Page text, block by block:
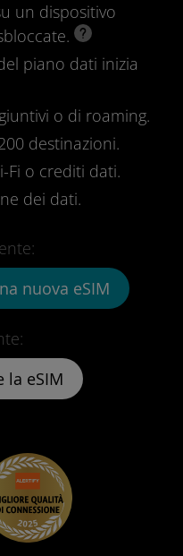
un dispositivo
piano dati inizia
o di roaming.
destinazioni.
Fi o crediti dati.
dei dati.
la eSIM
nuova eSIM